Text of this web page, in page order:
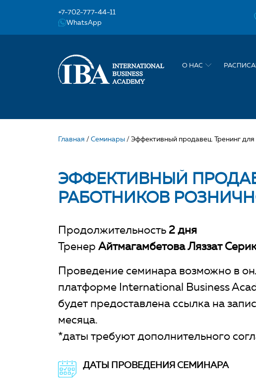
+7-702-777-44-11
WhatsApp
О НАС
Главная /Семинары /Эффективный продавец. Тренинг
ЭФФЕКТИВНЫЙ
РАБОТНИКОВ
Продолжительность 2 дня
Тренер Айтмагамбетова Ляззат
Проведение семинара возможно в
платформе International Business
будет предоставлена ссылка на
месяца.
*даты требуют дополнительного
ДАТЫ ПРОВЕДЕНИЯ СЕМИНАРА